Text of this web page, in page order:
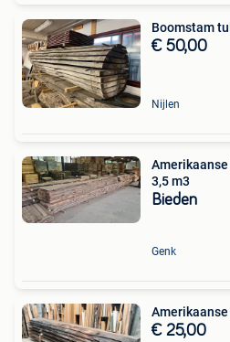
Boomstam
€ 50,00
Nijlen
Amerikaanse
3,5 m3
Bieden
Genk
€ 25,00